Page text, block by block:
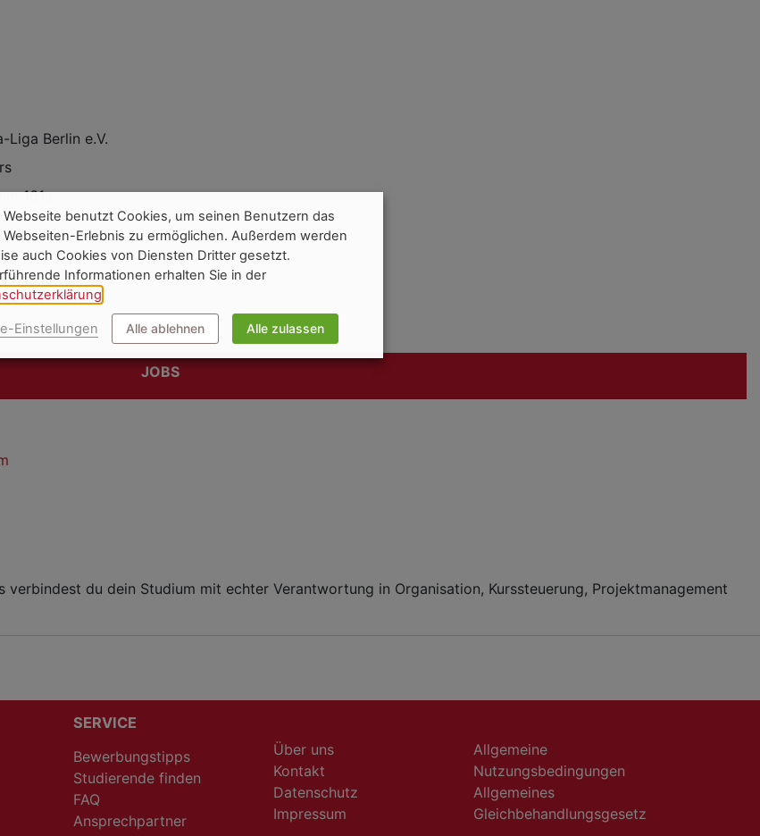
Liga Berlin e.V.
161a
berlin.de
JOBS
verbindest du dein Studium mit echter Verantwortung in Organisation, Kurssteuerung, Projektmanagement
SERVICE
Bewerbungstipps
Studierende finden
FAQ
Ansprechpartner
Über uns
Kontakt
Datenschutz
Impressum
Allgemeine
Nutzungsbedingungen
Allgemeines
Gleichbehandlungsgesetz
Webseite benutzt Cookies, um seinen Benutzern das
Webseiten-Erlebnis zu ermöglichen. Außerdem werden
auch Cookies von Diensten Dritter gesetzt.
Informationen erhalten Sie in der
Einstellungen Alle ablehnen Alle zulassen